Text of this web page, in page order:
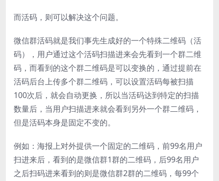
而活码，则可以解决这个问题。
微信群活码就是我们事先生成好的一个特殊二维码（活
码），用户通过这个活码扫描进来会先看到一个群二维
码，而看到的这个群二维码是可以变换的，通过提前在
活码后台上传多个群二维码，可以设置活码每被扫描
100次后，就会自动更换，所以当活码达到特定的扫描
数量后，当用户扫描进来就会看到另外一个群二维码，
但是活码本身是固定不变的。
例如：海报上对外提供一个固定的二维码，前99名用户
扫进来后，看到的是微信群1群的二维码，后99名用户
之后扫码进来看到的则是微信群2群的二维码，每99个